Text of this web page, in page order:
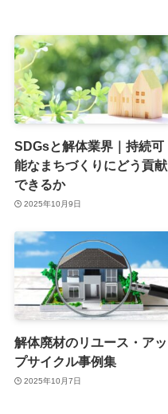
SDGsと解体業界｜持続可
能なまちづくりにどう貢献
できるか
2025年10月9日
解体廃材のリユース・アッ
プサイクル事例集
2025年10月7日